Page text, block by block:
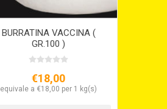
BURRATINA VACCINA (
GR.100 )
€18,00
equivale a €18,00 per 1 kg(s)